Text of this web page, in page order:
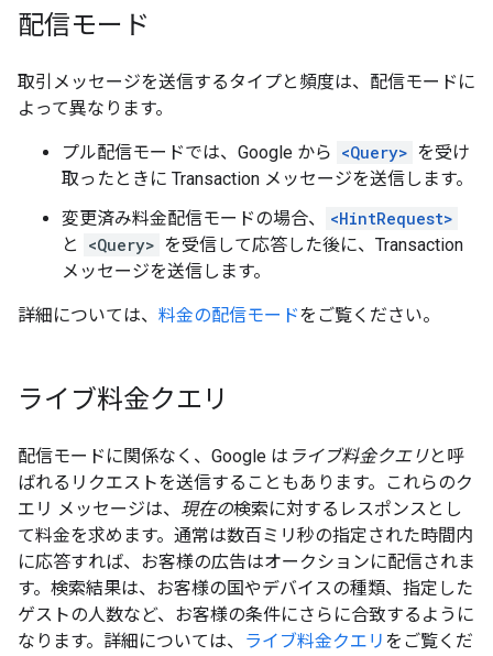
配信モード
取引メッセージを送信するタイプと頻度は、配信モードに
よって異なります。
プル配信モードでは、Google から <Query> を受け
取ったときに Transaction メッセージを送信します。
変更済み料金配信モードの場合、
<HintRequest>
と
<Query> を受信して応答した後に、Transaction
メッセージを送信します。
詳細については、 料金の配信モードをご覧ください。
ライブ料金クエリ
配信モードに関係なく、Google は ライブ料金クエリと呼
ばれるリクエストを送信することもあります。これらのク
エリ メッセージは、 現在の検索に対するレスポンスとし
て料金を求めます。通常は数百ミリ秒の指定された時間内
に応答すれば、お客様の広告はオークションに配信されま
す。検索結果は、お客様の国やデバイスの種類、指定した
ゲストの人数など、お客様の条件にさらに合致するように
なります。詳細については、
ライブ料金クエリ をご覧くだ